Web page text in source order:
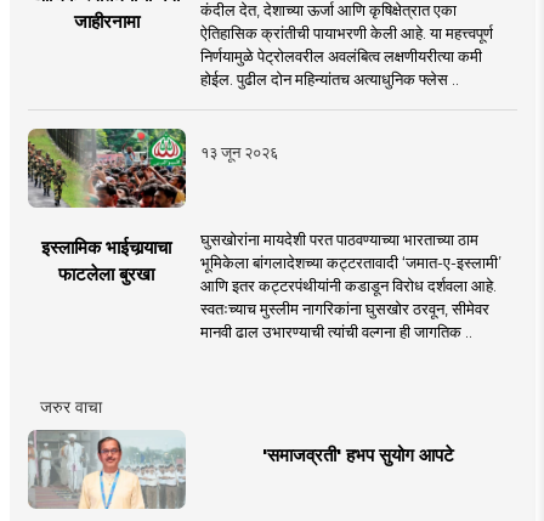
जाहीरनामा
कंदील देत, देशाच्या ऊर्जा आणि कृषिक्षेत्रात एका
ऐतिहासिक क्रांतीची पायाभरणी केली आहे. या महत्त्वपूर्ण
निर्णयामुळे पेट्रोलवरील अवलंबित्व लक्षणीयरीत्या कमी
होईल. पुढील दोन महिन्यांतच अत्याधुनिक फ्लेस ..
१३ जून २०२६
इस्लामिक भाईचार्‍याचा
फाटलेला बुरखा
घुसखोरांना मायदेशी परत पाठवण्याच्या भारताच्या ठाम
भूमिकेला बांगलादेशच्या कट्टरतावादी ‘जमात-ए-इस्लामी’
आणि इतर कट्टरपंथीयांनी कडाडून विरोध दर्शवला आहे.
स्वतःच्याच मुस्लीम नागरिकांना घुसखोर ठरवून, सीमेवर
मानवी ढाल उभारण्याची त्यांची वल्गना ही जागतिक ..
जरुर वाचा
'समाजव्रती' हभप सुयोग आपटे